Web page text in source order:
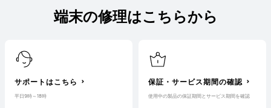
端末の修理はこちらから
サポートはこちら
平日9時～18時
保証・サービス期間の確認
使用中の製品の保証期間とサービス期間を確認